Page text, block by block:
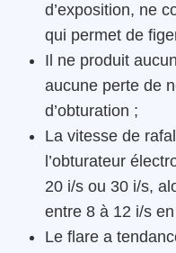
d’exposition, ne
qui permet de
Il ne produit
aucune perte de
d’obturation ;
La vitesse de
l’obturateur
20 i/s ou 30 i/s,
entre 8 à 12 i/s
Le flare a